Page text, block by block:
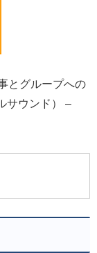
とグループへの
サウンド） –